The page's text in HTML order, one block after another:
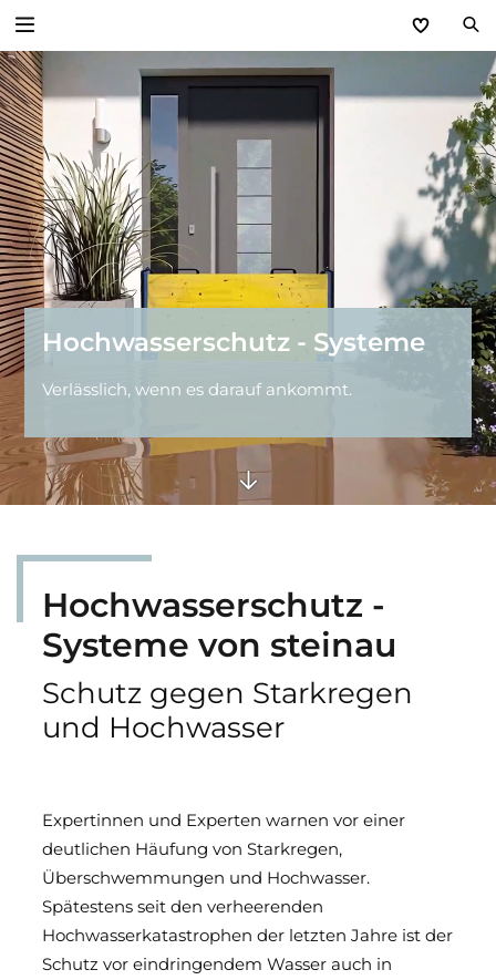
Zurück
Hochwasser­schutz
Hochwasserschutz - Wand aus Aluminium
Hochwasserschutz - Wand aus Holz
Hochwasserschutz - Dammbalkensystem
Hochwasserschutz - Haustüren
Hochwasserschutz - Stahltüren
Hochwasserschutz - Schwingtor
Hochwasser­schutz - ­Fenster
Hochwasserschutz - ­Stopfen
Hochwasserschutz - ­Schwelle
Hochwasser­schutz - Systeme
Verlässlich, wenn es darauf ankommt.
Hochwasser­schutz -
Systeme von steinau
Schutz gegen Stark­regen
und Hoch­wasser
Expertinnen und Experten warnen vor einer
deutlichen Häufung von Starkregen,
Überschwemmungen und Hochwasser.
Spätestens seit den verheerenden
Hochwasserkatastrophen der letzten Jahre ist der
Schutz vor eindringendem Wasser auch in